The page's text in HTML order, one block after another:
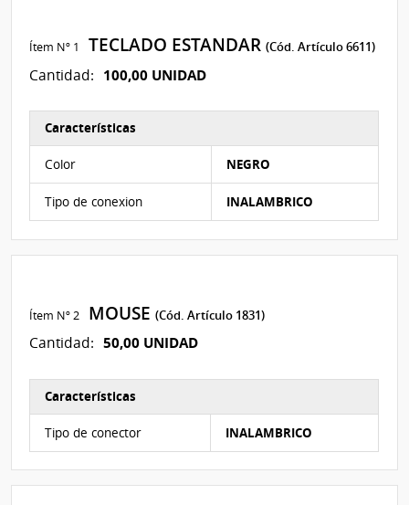
Ítem Nº 1 TECLADO ESTANDAR(Cód. Artículo 6611)
Cantidad: 100,00 UNIDAD
Características
Color NEGRO
Tipo de conexion INALAMBRICO
Ítem Nº 2 MOUSE(Cód. Artículo 1831)
Cantidad: 50,00 UNIDAD
Características
Tipo de conector INALAMBRICO